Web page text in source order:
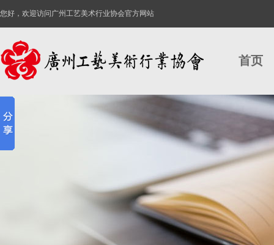
您好，欢迎访问广州工艺美术行业协会官方网站
首页